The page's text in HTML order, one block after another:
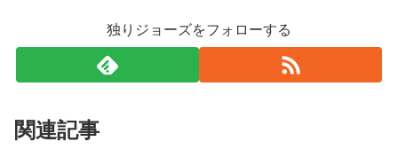
独りジョーズをフォローする
関連記事